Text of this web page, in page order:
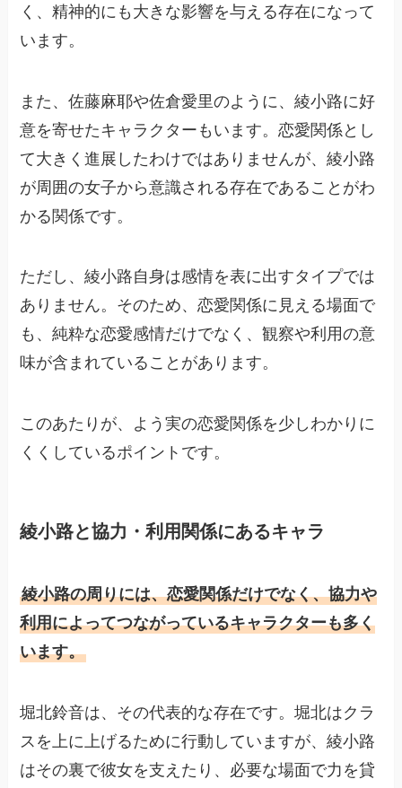
く、精神的にも大きな影響を与える存在になって
います。
また、佐藤麻耶や佐倉愛里のように、綾小路に好
意を寄せたキャラクターもいます。恋愛関係とし
て大きく進展したわけではありませんが、綾小路
が周囲の女子から意識される存在であることがわ
かる関係です。
ただし、綾小路自身は感情を表に出すタイプでは
ありません。そのため、恋愛関係に見える場面で
も、純粋な恋愛感情だけでなく、観察や利用の意
味が含まれていることがあります。
このあたりが、よう実の恋愛関係を少しわかりに
くくしているポイントです。
綾小路と協力・利用関係にあるキャラ
綾小路の周りには、恋愛関係だけでなく、協力や
利用によってつながっているキャラクターも多く
います。
堀北鈴音は、その代表的な存在です。堀北はクラ
スを上に上げるために行動していますが、綾小路
はその裏で彼女を支えたり、必要な場面で力を貸